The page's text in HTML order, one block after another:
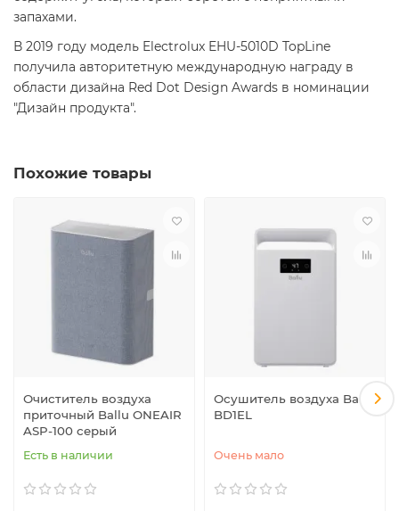
запахами.
В 2019 году модель Electrolux EHU-5010D TopLine
получила авторитетную международную награду в
области дизайна Red Dot Design Awards в номинации
"Дизайн продукта".
Похожие товары
Очиститель воздуха
приточный Ballu ONEAIR
ASP-100 серый
Есть в наличии
Осушитель воздуха Ballu
BD1EL
Очень мало